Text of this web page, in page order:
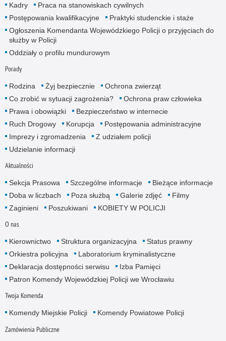
Kadry
Praca na stanowiskach cywilnych
Postępowania kwalifikacyjne
Praktyki studenckie i staże
Ogłoszenia Komendanta Wojewódzkiego Policji o przyjęciach do
służby w Policji
Oddziały o profilu mundurowym
Porady
Rodzina Żyj bezpiecznie
Ochrona zwierząt
Co zrobić w sytuacji zagrożenia?
Ochrona praw człowieka
Prawa i obowiązki
Bezpieczeństwo w internecie
Ruch Drogowy
Korupcja
Postępowania administracyjne
Imprezy i zgromadzenia
Z udziałem policji
Udzielanie informacji
Aktualności
Sekcja Prasowa Szczególne informacje
Bieżące informacje
Doba w liczbach
Poza służbą Galerie zdjęć
Filmy
Zaginieni
Poszukiwani KOBIETY W POLICJI
O nas
Kierownictwo Struktura organizacyjna
Status prawny
Orkiestra policyjna
Laboratorium kryminalistyczne
Deklaracja dostępności serwisu
Izba Pamięci
Patron Komendy Wojewódzkiej Policji we Wrocławiu
Twoja Komenda
Komendy Miejskie Policji Komendy Powiatowe Policji
Zamówienia Publiczne